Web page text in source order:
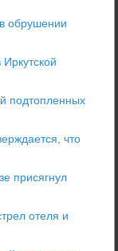
обрушении
подтопленных
что
присягнул
отеля и